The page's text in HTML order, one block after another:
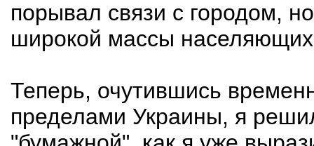
порывал связи с городом,
широкой массы
Теперь, очутившись
пределами Украины, я